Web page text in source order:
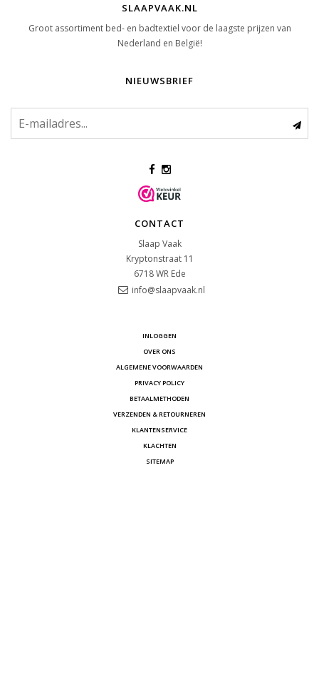
SLAAPVAAK.NL
Groot assortiment bed- en badtextiel voor de laagste prijzen van
Nederland en België!
NIEUWSBRIEF
CONTACT
Slaap Vaak
Kryptonstraat 11
6718 WR Ede
info@slaapvaak.nl
INLOGGEN
OVER ONS
ALGEMENE VOORWAARDEN
PRIVACY POLICY
BETAALMETHODEN
VERZENDEN & RETOURNEREN
KLANTENSERVICE
KLACHTEN
SITEMAP